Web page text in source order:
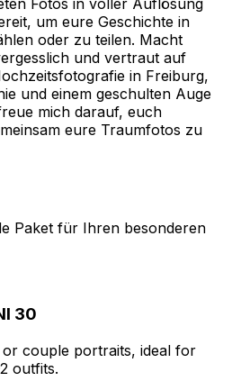
um eure Geschichte in
oder zu teilen. Macht
und vertraut auf
in Freiburg,
und einem geschulten Auge
mich darauf, euch
eure Traumfotos zu
Paket für Ihren besonderen
30
couple portraits, ideal for
outfits.